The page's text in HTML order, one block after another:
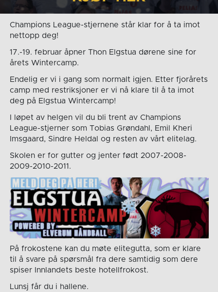
Champions League-stjernene står klar for å ta imot
nettopp deg!
17.-19. februar åpner Thon Elgstua dørene sine for
årets Wintercamp.
Endelig er vi i gang som normalt igjen. Etter fjorårets
camp med restriksjoner er vi nå klare til å ta imot
deg på Elgstua Wintercamp!
I løpet av helgen vil du bli trent av Champions
League-stjerner som Tobias Grøndahl, Emil Kheri
Imsgaard, Sindre Heldal og resten av vårt elitelag.
Skolen er for gutter og jenter født 2007-2008-
2009-2010-2011.
På frokostene kan du møte elitegutta, som er klare
til å svare på spørsmål fra dere samtidig som dere
spiser Innlandets beste hotellfrokost.
Lunsj får du i hallene.